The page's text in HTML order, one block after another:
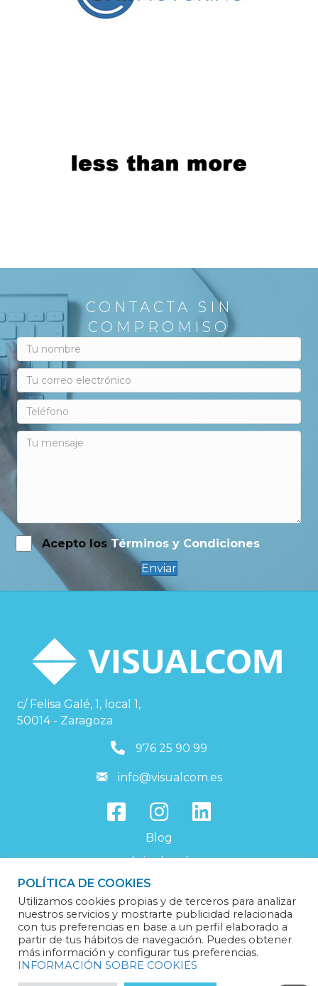
CONTACTA SIN
COMPROMISO
Acepto los Términos y Condiciones
Enviar
c/ Felisa Galé, 1, local 1,
50014 - Zaragoza
976259099
976 25 90 99
info@visualcom.es
info@visualcom.es
Blog
Aviso legal
Política de privacidad
Política de cookies
Trabaja con nosotros
POLÍTICA DE COOKIES
Utilizamos cookies propias y de terceros para analizar
nuestros servicios y mostrarte publicidad relacionada
con tus preferencias en base a un perfil elaborado a
partir de tus hábitos de navegación. Puedes obtener
más información y configurar tus preferencias.
INFORMACIÓN SOBRE COOKIES